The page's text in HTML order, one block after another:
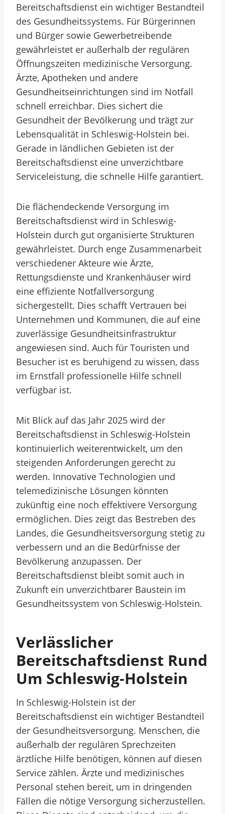
Bereitschaftsdienst ein wichtiger Bestandteil
des Gesundheitssystems. Für Bürgerinnen
und Bürger sowie Gewerbetreibende
gewährleistet er außerhalb der regulären
Öffnungszeiten medizinische Versorgung.
Ärzte, Apotheken und andere
Gesundheitseinrichtungen sind im Notfall
schnell erreichbar. Dies sichert die
Gesundheit der Bevölkerung und trägt zur
Lebensqualität in Schleswig-Holstein bei.
Gerade in ländlichen Gebieten ist der
Bereitschaftsdienst eine unverzichtbare
Serviceleistung, die schnelle Hilfe garantiert.
Die flächendeckende Versorgung im
Bereitschaftsdienst wird in Schleswig-
Holstein durch gut organisierte Strukturen
gewährleistet. Durch enge Zusammenarbeit
verschiedener Akteure wie Ärzte,
Rettungsdienste und Krankenhäuser wird
eine effiziente Notfallversorgung
sichergestellt. Dies schafft Vertrauen bei
Unternehmen und Kommunen, die auf eine
zuverlässige Gesundheitsinfrastruktur
angewiesen sind. Auch für Touristen und
Besucher ist es beruhigend zu wissen, dass
im Ernstfall professionelle Hilfe schnell
verfügbar ist.
Mit Blick auf das Jahr 2025 wird der
Bereitschaftsdienst in Schleswig-Holstein
kontinuierlich weiterentwickelt, um den
steigenden Anforderungen gerecht zu
werden. Innovative Technologien und
telemedizinische Lösungen könnten
zukünftig eine noch effektivere Versorgung
ermöglichen. Dies zeigt das Bestreben des
Landes, die Gesundheitsversorgung stetig zu
verbessern und an die Bedürfnisse der
Bevölkerung anzupassen. Der
Bereitschaftsdienst bleibt somit auch in
Zukunft ein unverzichtbarer Baustein im
Gesundheitssystem von Schleswig-Holstein.
Verlässlicher
Bereitschaftsdienst Rund
Um Schleswig-Holstein
In Schleswig-Holstein ist der
Bereitschaftsdienst ein wichtiger Bestandteil
der Gesundheitsversorgung. Menschen, die
außerhalb der regulären Sprechzeiten
ärztliche Hilfe benötigen, können auf diesen
Service zählen. Ärzte und medizinisches
Personal stehen bereit, um in dringenden
Fällen die nötige Versorgung sicherzustellen.